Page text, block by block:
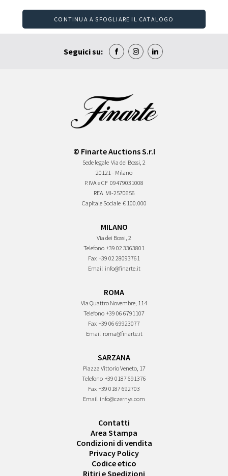
CONTINUA A SFOGLIARE IL CATALOGO
Seguici su:
© Finarte Auctions S.r.l
Sede legale Via dei Bossi, 2
20121 - Milano
P.IVA e CF 09479031008
REA MI-2570656
Capitale Sociale € 100.000
MILANO
Via dei Bossi, 2
Telefono +39 02 3363801
Fax +39 02 28093761
Email info@finarte.it
ROMA
Via Quattro Novembre, 114
Telefono +39 06 6791107
Fax +39 06 69923077
Email roma@finarte.it
SARZANA
Piazza Vittorio Veneto, 17
Telefono +39 0187 691376
Fax +39 0187 692703
Email info@czernys.com
Contatti
Area Stampa
Condizioni di vendita
Privacy Policy
Codice etico
Ritiri e Spedizioni